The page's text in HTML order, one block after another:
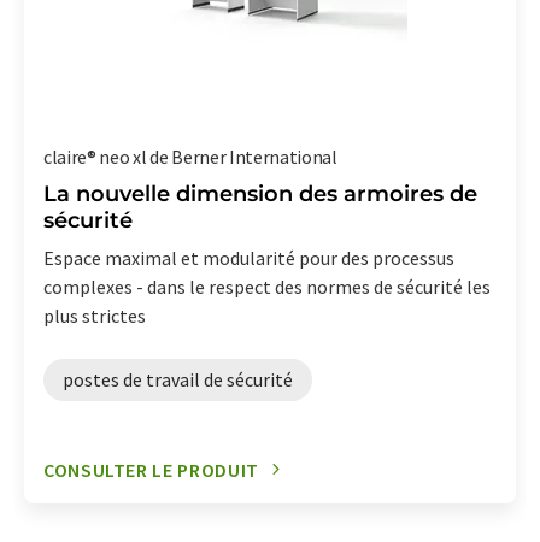
claire® neo xl de Berner International
La nouvelle dimension des armoires de
sécurité
Espace maximal et modularité pour des processus
complexes - dans le respect des normes de sécurité les
plus strictes
postes de travail de sécurité
CONSULTER LE PRODUIT